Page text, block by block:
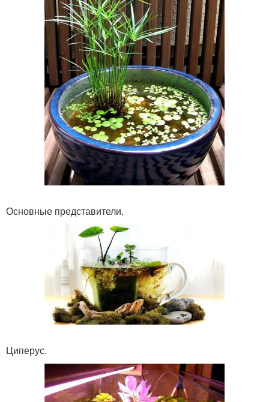
Основные представители.
Циперус.